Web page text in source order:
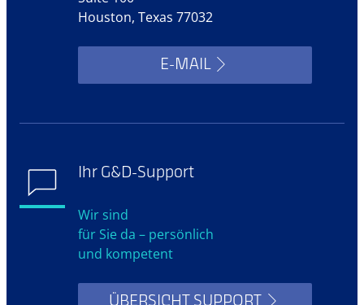
Houston, Texas 77032
E-MAIL
Ihr G&D-Support
Wir sind
für Sie da – persönlich
und kompetent
ÜBERSICHT SUPPORT